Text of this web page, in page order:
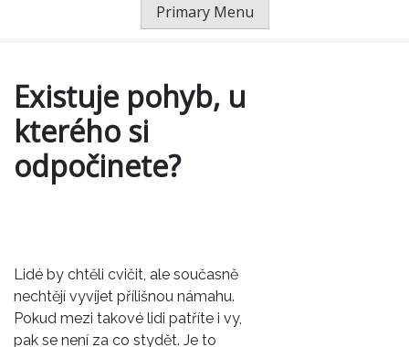
Primary Menu
Existuje pohyb, u
kterého si
odpočinete?
Lidé by chtěli cvičit, ale současně
nechtějí vyvíjet přílišnou námahu.
Pokud mezi takové lidi patříte i vy,
pak se není za co stydět. Je to